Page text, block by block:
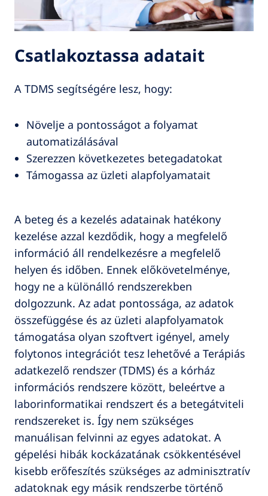
Csatlakoztassa adatait
A TDMS segítségére lesz, hogy:
Növelje a pontosságot a folyamat
automatizálásával
Szerezzen következetes betegadatokat
Támogassa az üzleti alapfolyamatait
A beteg és a kezelés adatainak hatékony
kezelése azzal kezdődik, hogy a megfelelő
információ áll rendelkezésre a megfelelő
helyen és időben. Ennek előkövetelménye,
hogy ne a különálló rendszerekben
dolgozzunk. Az adat pontossága, az adatok
összefüggése és az üzleti alapfolyamatok
támogatása olyan szoftvert igényel, amely
folytonos integrációt tesz lehetővé a Terápiás
adatkezelő rendszer (TDMS) és a kórház
információs rendszere között, beleértve a
laborinformatikai rendszert és a betegátviteli
rendszereket is. Így nem szükséges
manuálisan felvinni az egyes adatokat. A
gépelési hibák kockázatának csökkentésével
kisebb erőfeszítés szükséges az adminisztratív
adatoknak egy másik rendszerbe történő